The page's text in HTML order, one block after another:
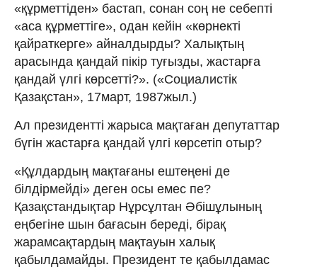
«құрметтіден» бастап, сонан соң не себепті
«аса құрметтіге», одан кейін «көрнекті
қайраткерге» айналдырды? Халықтың
арасында қандай пікір туғызды, жастарға
қандай үлгі көрсетті?». («Социалистік
Қазақстан», 17март, 1987жыл.)
Ал президентті жарыса мақтаған депутаттар
бүгін жастарға қандай үлгі көрсетіп отыр?
«Құлдардың мақтағаны ештеңені де
білдірмейді» деген осы емес пе?
Қазақстандықтар Нұрсұлтан Әбішұлының
еңбегіне шын бағасын береді, бірақ
жарамсақтардың мақтауын халық
қабылдамайды. Президент те қабылдамас